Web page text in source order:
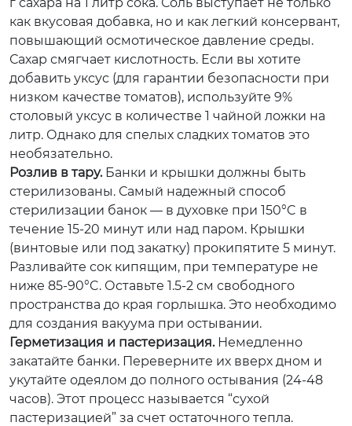
как вкусовая добавка, но и как легкий консервант,
повышающий осмотическое давление среды.
Сахар смягчает кислотность. Если вы хотите
добавить уксус (для гарантии безопасности при
низком качестве томатов), используйте 9%
столовый уксус в количестве 1 чайной ложки на
литр. Однако для спелых сладких томатов это
необязательно.
Розлив в тару.Банки и крышки должны быть
стерилизованы. Самый надежный способ
стерилизации банок — в духовке при 150°C в
течение 15-20 минут или над паром. Крышки
(винтовые или под закатку) прокипятите 5 минут.
Разливайте сок кипящим, при температуре не
ниже 85-90°C. Оставьте 1.5-2 см свободного
пространства до края горлышка. Это необходимо
для создания вакуума при остывании.
Герметизация и пастеризация.Немедленно
закатайте банки. Переверните их вверх дном и
укутайте одеялом до полного остывания (24-48
часов). Этот процесс называется “сухой
пастеризацией” за счет остаточного тепла.